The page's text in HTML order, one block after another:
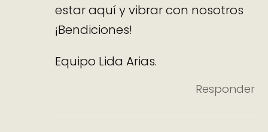
estar aquí y vibrar con nosotros
¡Bendiciones!
Equipo Lida Arias.
Responder